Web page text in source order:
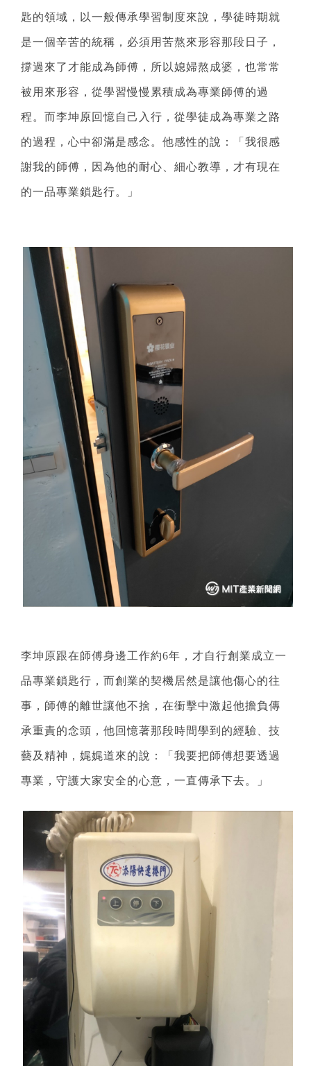
匙的領域，以一般傳承學習制度來說，學徒時期就
是一個辛苦的統稱，必須用苦熬來形容那段日子，
撐過來了才能成為師傅，所以媳婦熬成婆，也常常
被用來形容，從學習慢慢累積成為專業師傅的過
程。而李坤原回憶自己入行，從學徒成為專業之路
的過程，心中卻滿是感念。他感性的說：「我很感
謝我的師傅，因為他的耐心、細心教導，才有現在
的一品專業鎖匙行。」
李坤原跟在師傅身邊工作約6年，才自行創業成立一
品專業鎖匙行，而創業的契機居然是讓他傷心的往
事，師傅的離世讓他不捨，在衝擊中激起他擔負傳
承重責的念頭，他回憶著那段時間學到的經驗、技
藝及精神，娓娓道來的說：「我要把師傅想要透過
專業，守護大家安全的心意，一直傳承下去。」